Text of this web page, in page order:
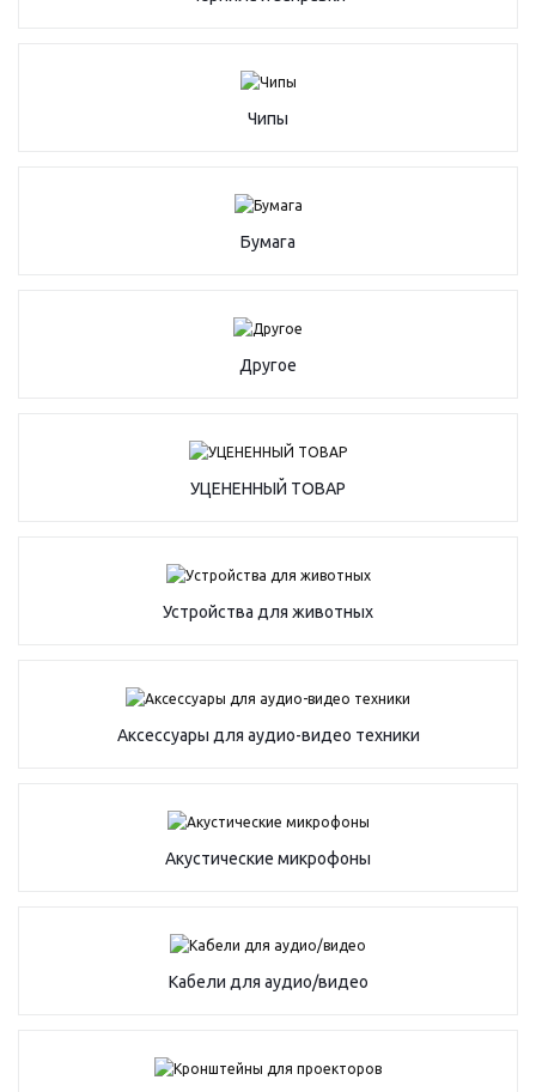
Чипы
Бумага
Другое
УЦЕНЕННЫЙ ТОВАР
Устройства для животных
Аксессуары для аудио-видео техники
Акустические микрофоны
Кабели для аудио/видео